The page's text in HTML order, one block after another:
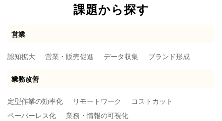
課題から探す
営業
認知拡大 営業・販売促進 データ収集 ブランド形成
業務改善
定型作業の効率化 リモートワーク
コストカット
ペーパーレス化
業務・情報の可視化